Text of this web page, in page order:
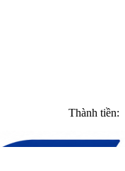
Thành tiền: